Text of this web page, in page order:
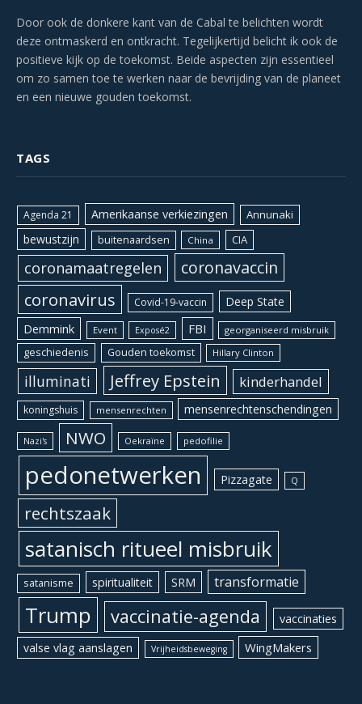
Door ook de donkere kant van de Cabal te belichten wordt
deze ontmaskerd en ontkracht. Tegelijkertijd belicht ik ook de
positieve kijk op de toekomst. Beide aspecten zijn essentieel
om zo samen toe te werken naar de bevrijding van de planeet
en een nieuwe gouden toekomst.
TAGS
Agenda 21 Amerikaanse verkiezingen Annunaki
bewustzijn buitenaardsen China CIA
coronamaatregelen coronavaccin
coronavirus Covid-19-vaccin Deep State
Demmink Event Exposé2 FBI georganiseerd misbruik
geschiedenis Gouden toekomst Hillary Clinton
illuminati Jeffrey Epstein kinderhandel
koningshuis mensenrechten mensenrechtenschendingen
Nazi's NWO Oekraïne pedofilie
pedonetwerken Pizzagate Q
rechtszaak
satanisch ritueel misbruik
satanisme spiritualiteit SRM transformatie
Trump vaccinatie-agenda
vaccinaties
valse vlag aanslagen
Vrijheidsbeweging WingMakers